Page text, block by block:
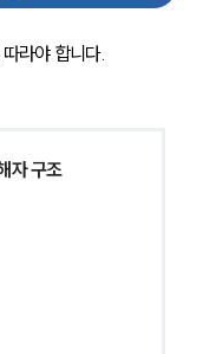
라야 합니다.
자 구조